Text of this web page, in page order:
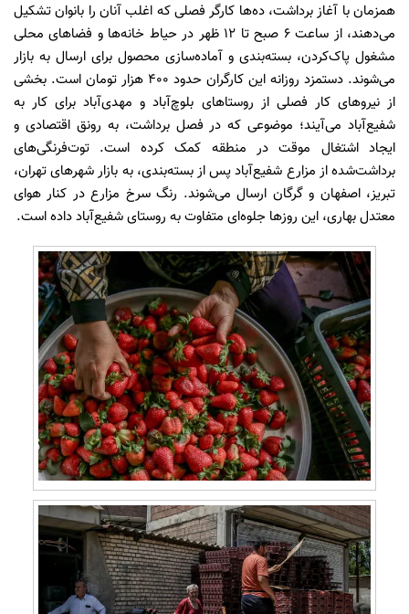
همزمان با آغاز برداشت، ده‌ها کارگر فصلی که اغلب آنان را بانوان تشکیل
می‌دهند، از ساعت ۶ صبح تا ۱۲ ظهر در حیاط خانه‌ها و فضاهای محلی
مشغول پاک‌کردن، بسته‌بندی و آماده‌سازی محصول برای ارسال به بازار
می‌شوند. دستمزد روزانه این کارگران حدود ۴۰۰ هزار تومان است. بخشی
از نیروهای کار فصلی از روستاهای بلوچ‌آباد و مهدی‌آباد برای کار به
شفیع‌آباد می‌آیند؛ موضوعی که در فصل برداشت، به رونق اقتصادی و
ایجاد اشتغال موقت در منطقه کمک کرده است. توت‌فرنگی‌های
برداشت‌شده از مزارع شفیع‌آباد پس از بسته‌بندی، به بازار شهرهای تهران،
تبریز، اصفهان و گرگان ارسال می‌شوند. رنگ سرخ مزارع در کنار هوای
معتدل بهاری، این روزها جلوه‌ای متفاوت به روستای شفیع‌آباد داده است.